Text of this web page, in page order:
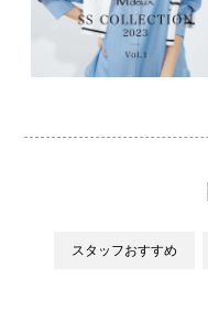
スタッフおすすめ